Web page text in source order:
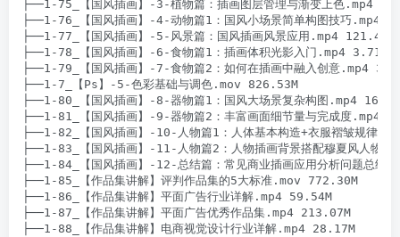
├──1-75_【国风插画】-3-植物篇：插画图层管理与渐变上色.mp4
├──1-76_【国风插画】-4-动物篇1：国风小场景简单构图技巧.mp4
├──1-77_【国风插画】-5-风景篇：国风插画风景应用.mp4 121.44M
├──1-78_【国风插画】-6-食物篇1：插画体积光影入门.mp4 3.71G
├──1-79_【国风插画】-7-食物篇2：如何在插画中融入创意.mp4
├──1-7_【Ps】-5-色彩基础与调色.mov 826.53M
├──1-80_【国风插画】-8-器物篇1：国风大场景复杂构图.mp4
├──1-81_【国风插画】-9-器物篇2：丰富画面细节量与完成度.mp4
├──1-82_【国风插画】-10-人物篇1：人体基本构造+衣服褶皱规律
├──1-83_【国风插画】-11-人物篇2：人物插画背景搭配穆夏风人物
├──1-84_【国风插画】-12-总结篇：常见商业插画应用分析问题总结
├──1-85_【作品集讲解】评判作品集的5大标准.mov 772.30M
├──1-86_【作品集讲解】平面广告行业详解.mp4 59.54M
├──1-87_【作品集讲解】平面广告优秀作品集.mp4 213.07M
├──1-88_【作品集讲解】电商视觉设计行业详解.mp4 28.17M